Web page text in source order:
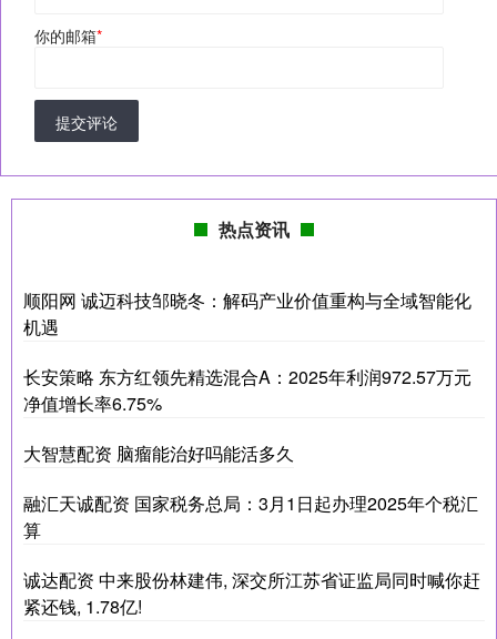
你的邮箱*
提交评论
热点资讯
顺阳网 诚迈科技邹晓冬：解码产业价值重构与全域智能化
机遇
长安策略 东方红领先精选混合A：2025年利润972.57万元
净值增长率6.75%
大智慧配资 脑瘤能治好吗能活多久
融汇天诚配资 国家税务总局：3月1日起办理2025年个税汇
算
诚达配资 中来股份林建伟, 深交所江苏省证监局同时喊你赶
紧还钱, 1.78亿!